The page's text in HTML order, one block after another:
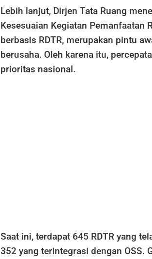
Lebih lanjut, Dirjen Tata Ruang
Kesesuaian Kegiatan Pemanfaatan
berbasis RDTR, merupakan pintu
berusaha. Oleh karena itu,
prioritas nasional.
Saat ini, terdapat 645 RDTR yang
352 yang terintegrasi dengan OSS.